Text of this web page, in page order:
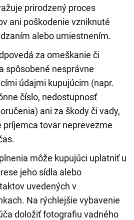
prirodzený proces
ani poškodenie vzniknuté
alebo umiestnením.
za omeškanie či
spôsobené nesprávne
údajmi kupujúcim (napr.
číslo, nedostupnosť
ani za škody či vady,
príjemca tovar neprevezme
môže kupujúci uplatniť u
jeho sídla alebo
uvedených v
Na rýchlejšie vybavenie
doložiť fotografiu vadného